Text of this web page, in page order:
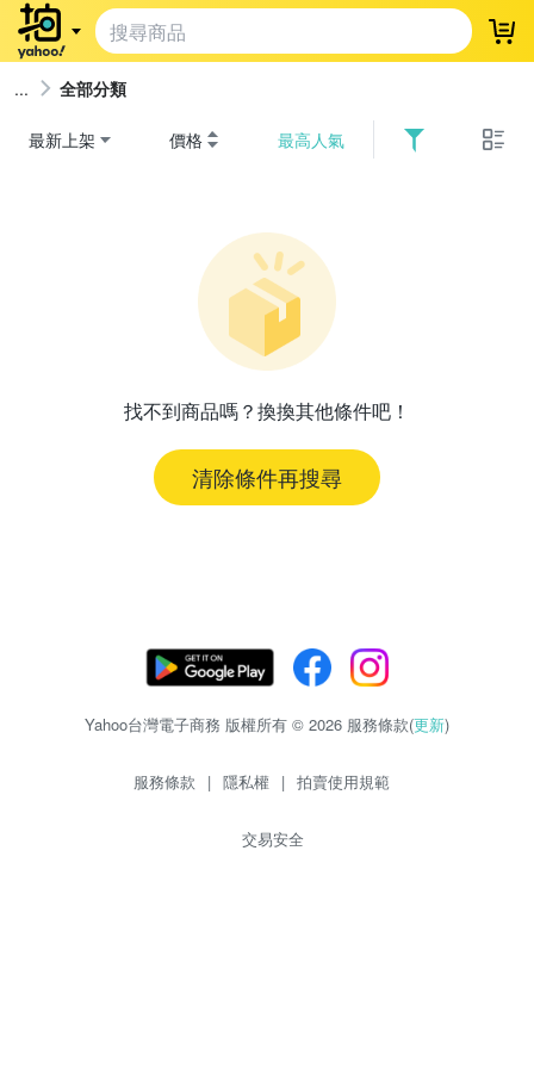
登
全部分類
最新上架 價格 最高人氣
找不到商品嗎？換換其他條件吧！
清除條件再搜尋
Yahoo台灣電子商務 版權所有 © 2026 服務條款(更新)
服務條款 | 隱私權 | 拍賣使用規範
交易安全